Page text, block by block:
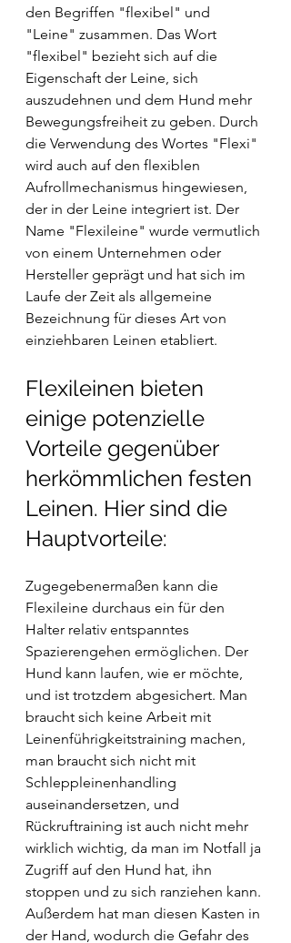
den Begriffen "flexibel" und
"Leine" zusammen. Das Wort
"flexibel" bezieht sich auf die
Eigenschaft der Leine, sich
auszudehnen und dem Hund mehr
Bewegungsfreiheit zu geben. Durch
die Verwendung des Wortes "Flexi"
wird auch auf den flexiblen
Aufrollmechanismus hingewiesen,
der in der Leine integriert ist. Der
Name "Flexileine" wurde vermutlich
von einem Unternehmen oder
Hersteller geprägt und hat sich im
Laufe der Zeit als allgemeine
Bezeichnung für dieses Art von
einziehbaren Leinen etabliert.
Flexileinen bieten
einige potenzielle
Vorteile gegenüber
herkömmlichen festen
Leinen. Hier sind die
Hauptvorteile:
Zugegebenermaßen kann die
Flexileine durchaus ein für den
Halter relativ entspanntes
Spazierengehen ermöglichen. Der
Hund kann laufen, wie er möchte,
und ist trotzdem abgesichert. Man
braucht sich keine Arbeit mit
Leinenführigkeitstraining machen,
man braucht sich nicht mit
Schleppleinenhandling
auseinandersetzen, und
Rückruftraining ist auch nicht mehr
wirklich wichtig, da man im Notfall ja
Zugriff auf den Hund hat, ihn
stoppen und zu sich ranziehen kann.
Außerdem hat man diesen Kasten in
der Hand, wodurch die Gefahr des